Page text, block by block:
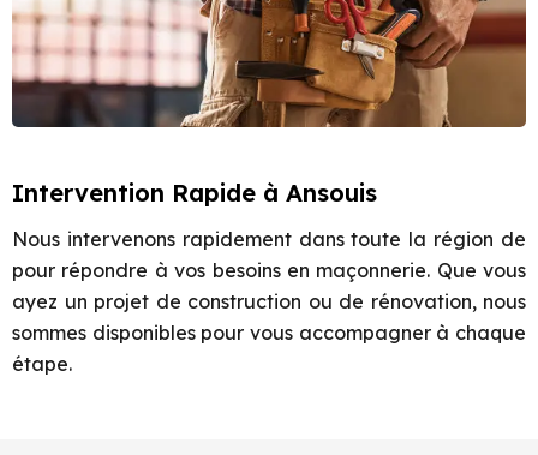
Intervention Rapide à Ansouis
Nous intervenons rapidement dans toute la région de
pour répondre à vos besoins en maçonnerie. Que vous
ayez un projet de construction ou de rénovation, nous
sommes disponibles pour vous accompagner à chaque
étape.